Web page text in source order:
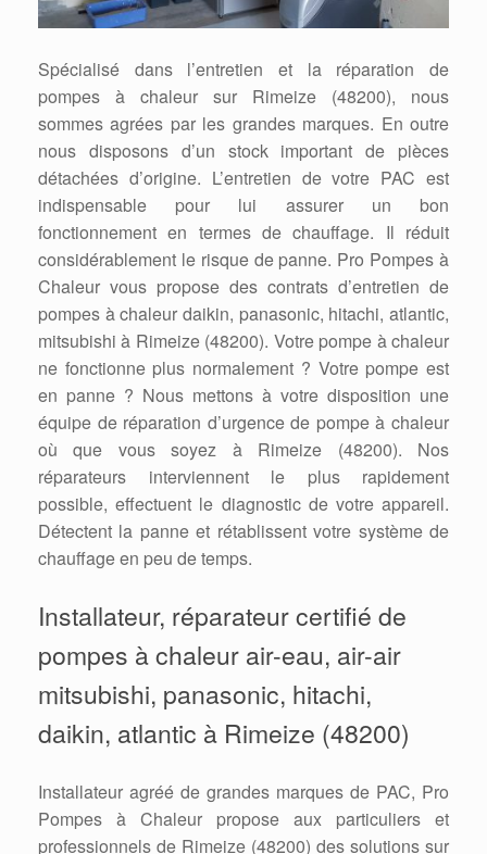
Spécialisé dans l’entretien et la réparation de
pompes à chaleur sur Rimeize (48200), nous
sommes agrées par les grandes marques. En outre
nous disposons d’un stock important de pièces
détachées d’origine. L’entretien de votre PAC est
indispensable pour lui assurer un bon
fonctionnement en termes de chauffage. Il réduit
considérablement le risque de panne. Pro Pompes à
Chaleur vous propose des contrats d’entretien de
pompes à chaleur daikin, panasonic, hitachi, atlantic,
mitsubishi à Rimeize (48200). Votre pompe à chaleur
ne fonctionne plus normalement ? Votre pompe est
en panne ? Nous mettons à votre disposition une
équipe de réparation d’urgence de pompe à chaleur
où que vous soyez à Rimeize (48200). Nos
réparateurs interviennent le plus rapidement
possible, effectuent le diagnostic de votre appareil.
Détectent la panne et rétablissent votre système de
chauffage en peu de temps.
Installateur, réparateur certifié de
pompes à chaleur air-eau, air-air
mitsubishi, panasonic, hitachi,
daikin, atlantic à Rimeize (48200)
Installateur agréé de grandes marques de PAC, Pro
Pompes à Chaleur propose aux particuliers et
professionnels de Rimeize (48200) des solutions sur